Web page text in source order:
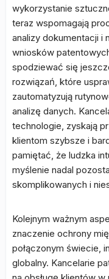
wykorzystanie
teraz wspomagają
analizy dokumentacji i
wniosków
spodziewać się
rozwiązań, które
zautomatyzują
analizę danych.
technologie, zyskają
klientom szybsze i
pamiętać, że ludzka
myślenie nadal
skomplikowanych i
Kolejnym ważnym
znaczenie ochrony
połączonym świecie,
globalny. Kancelarie